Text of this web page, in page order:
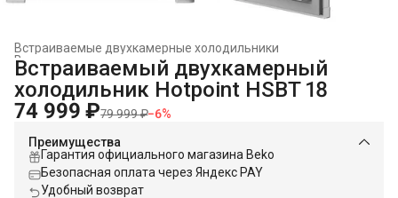
Встраиваемые двухкамерные холодильники
Встраиваемые холодильники и морозильники
Встраиваемая техника
›
Главная ›
Встраиваемый двухкамерный
холодильник Hotpoint HSBT 18
74 999 ₽79 999 ₽−6%
Преимущества
Гарантия официального магазина Beko
Безопасная оплата через Яндекс PAY
Удобный возврат